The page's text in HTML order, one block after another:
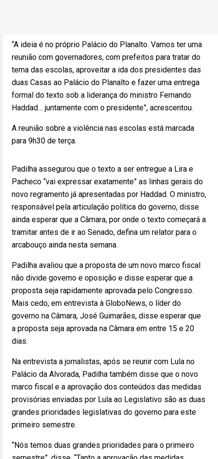
“A ideia é no próprio Palácio do Planalto. Vamos ter uma
reunião com governadores, com prefeitos para tratar do
tema das escolas, aproveitar a ida dos presidentes das
duas Casas ao Palácio do Planalto e fazer uma entrega
formal do texto sob a liderança do ministro Fernando
Haddad… juntamente com o presidente”, acrescentou.
A reunião sobre a violência nas escolas está marcada
para 9h30 de terça.
Padilha assegurou que o texto a ser entregue a Lira e
Pacheco “vai expressar exatamente” as linhas gerais do
novo regramento já apresentadas por Haddad. O ministro,
responsável pela articulação política do governo, disse
ainda esperar que a Câmara, por onde o texto começará a
tramitar antes de ir ao Senado, defina um relator para o
arcabouço ainda nesta semana.
Padilha avaliou que a proposta de um novo marco fiscal
não divide governo e oposição e disse esperar que a
proposta seja rapidamente aprovada pelo Congresso.
Mais cedo, em entrevista à GloboNews, o líder do
governo na Câmara, José Guimarães, disse esperar que
a proposta seja aprovada na Câmara em entre 15 e 20
dias.
Na entrevista a jornalistas, após se reunir com Lula no
Palácio da Alvorada, Padilha também disse que o novo
marco fiscal e a aprovação dos conteúdos das medidas
provisórias enviadas por Lula ao Legislativo são as duas
grandes prioridades legislativas do governo para este
primeiro semestre.
“Nós temos duas grandes prioridades para o primeiro